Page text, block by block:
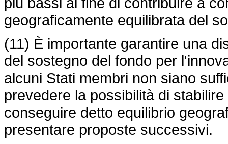
geograficamente equilibrata del
(11) È importante garantire una
del sostegno del fondo per
alcuni Stati membri non siano
prevedere la possibilità di
conseguire detto equilibrio
presentare proposte successivi.